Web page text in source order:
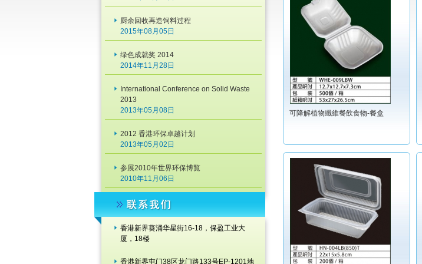
厨余回收再造饲料过程
2015年08月05日
绿色成就奖 2014
2014年11月28日
International Conference on Solid Waste
2013
2013年05月08日
2012 香港环保卓越计划
2013年05月02日
参展2010年世界环保博覧
2010年11月06日
香港新界葵涌华星街16-18，保盈工业大
厦，18楼
香港新界屯门38区龙门路133号EP-1201地
可降解植物纖維餐飲食物-餐盒